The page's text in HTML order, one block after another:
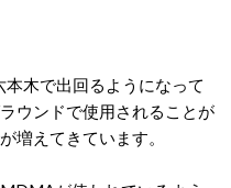
木で出回るようになって
ウンドで使用されることが
増えてきています。